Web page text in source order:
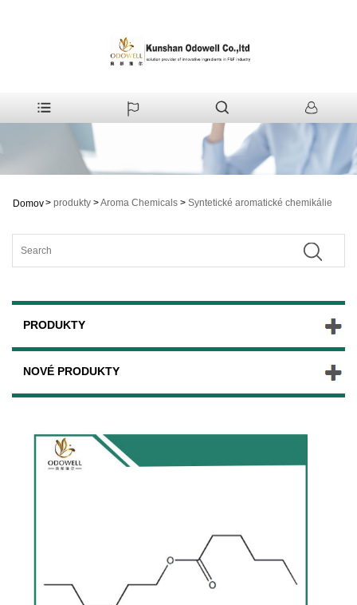
Domov> produkty >Aroma Chemicals > Syntetické aromatické chemikálie
PRODUKTY
NOVÉ PRODUKTY